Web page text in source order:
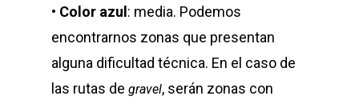
• Color azul: media. Podemos
encontrarnos zonas que presentan
alguna dificultad técnica. En el caso de
las rutas de gravel, serán zonas con